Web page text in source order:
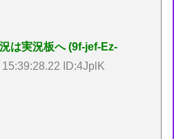
は実況板へ (9f-jef-Ez-
ID:4JplK